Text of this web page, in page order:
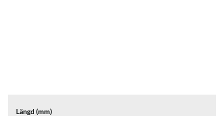
Längd (mm)